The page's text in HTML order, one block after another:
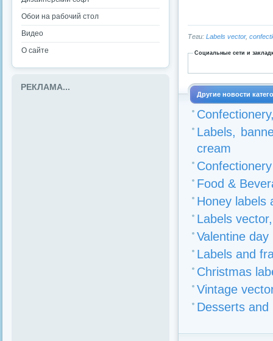
Теги: Labels vector,
Социальные сети и
Другие новости
Labels,
cream
Food &
Honey labels
Labels
Valentine
Labels and
Christmas
Vintage
Desserts and
Обои на рабочий стол
Видео
О сайте
РЕКЛАМА...